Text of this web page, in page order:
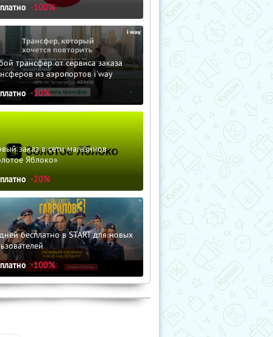
-100%
трансфер от сервиса заказа
из аэропортов i'way
-10%
заказ в сети магазинов
Яблоко»
-20%
бесплатно в START для новых
-100%